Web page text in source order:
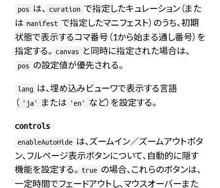
pos は、 curation で指定したキュレーション（また
は manifest で指定したマニフェスト）のうち、初期
状態で表示するコマ番号（1から始まる通し番号）を
指定する。 canvas と同時に指定された場合は、
pos の設定値が優先される。
lang
は、埋め込みビューワで表示する言語
（ 'ja' または 'en' など）を設定する。
controls
enableAutoHide は、ズームイン／ズームアウトボタ
ン、フルページ表示ボタンについて、自動的に隠す
機能を設定する。 true の場合、これらのボタンは、
一定時間でフェードアウトし、マウスオーバーまた